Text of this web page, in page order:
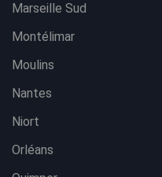
Marseille Sud
Montélimar
Moulins
Nantes
Niort
Orléans